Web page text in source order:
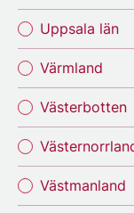
Uppsala län
Värmland
Västerbotten
Västmanland